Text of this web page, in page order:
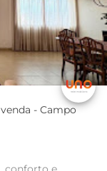
- Campo